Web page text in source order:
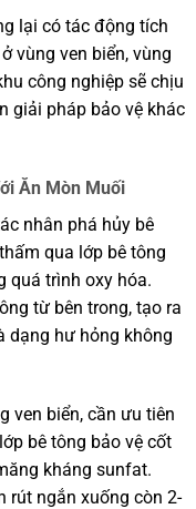
lại có tác động tích
vùng ven biển, vùng
công nghiệp sẽ chịu
giải pháp bảo vệ khác
Ăn Mòn Muối
nhân phá hủy bê
qua lớp bê tông
quá trình oxy hóa.
từ bên trong, tạo ra
dạng hư hỏng không
ven biển, cần ưu tiên
bê tông bảo vệ cốt
kháng sunfat.
rút ngắn xuống còn 2-